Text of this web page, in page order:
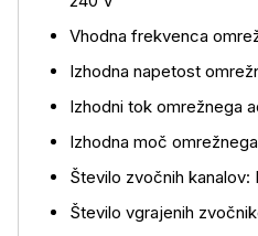
Več o izdelku
Vhodna frekvenca
Izhodna napetost
Izhodni tok omrežnega
Izhodna moč
Število zvočnih kanalov:
Število vgrajenih